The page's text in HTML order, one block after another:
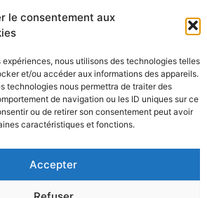
le consentement aux
expériences, nous utilisons des technologies telles
et/ou accéder aux informations des appareils.
technologies nous permettra de traiter des
de navigation ou les ID uniques sur ce
ou de retirer son consentement peut avoir
caractéristiques et fonctions.
Accepter